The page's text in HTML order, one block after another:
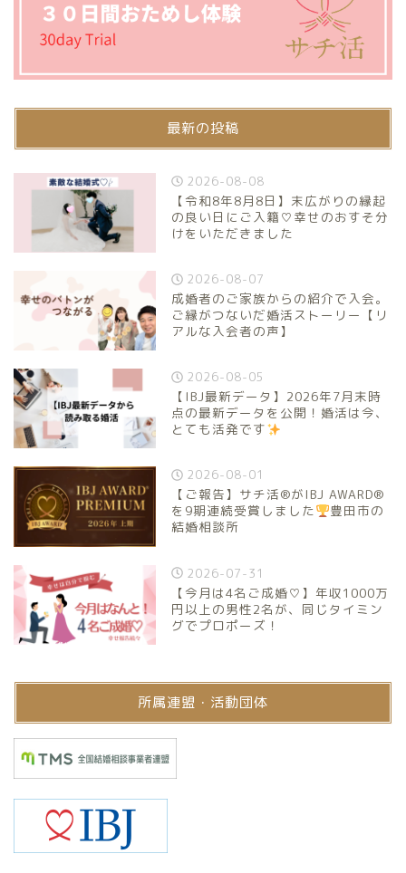
最新の投稿
2026-08-08
【令和8年8月8日】末広がりの縁起
の良い日にご入籍♡幸せのおすそ分
けをいただきました
2026-08-07
成婚者のご家族からの紹介で入会。
ご縁がつないだ婚活ストーリー【リ
アルな入会者の声】
2026-08-05
【IBJ最新データ】2026年7月末時
点の最新データを公開！婚活は今、
とても活発です
2026-08-01
【ご報告】サチ活®がIBJ AWARD®
を9期連続受賞しました
豊田市の
結婚相談所
2026-07-31
【今月は4名ご成婚♡】年収1000万
円以上の男性2名が、同じタイミン
グでプロポーズ！
所属連盟・活動団体